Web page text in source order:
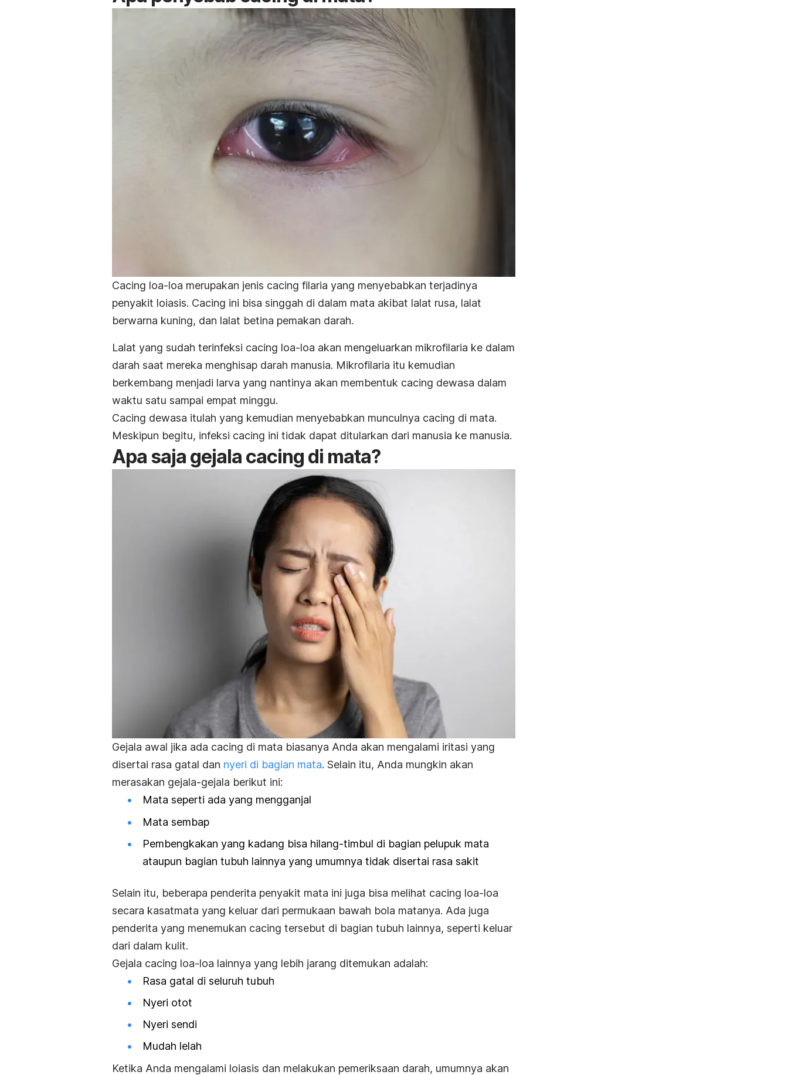
Cacing loa-loa merupakan jenis cacing filaria yang menyebabkan terjadinya
penyakit loiasis. Cacing ini bisa singgah di dalam mata akibat lalat rusa, lalat
berwarna kuning, dan lalat betina pemakan darah.
Lalat yang sudah terinfeksi cacing loa-loa akan mengeluarkan mikrofilaria ke dalam
darah saat mereka menghisap darah manusia. Mikrofilaria itu kemudian
berkembang menjadi larva yang nantinya akan membentuk cacing dewasa dalam
waktu satu sampai empat minggu.
Cacing dewasa itulah yang kemudian menyebabkan munculnya cacing di mata.
Meskipun begitu, infeksi cacing ini tidak dapat ditularkan dari manusia ke manusia.
Apa saja gejala cacing di mata?
Gejala awal jika ada cacing di mata biasanya Anda akan mengalami iritasi yang
disertai rasa gatal dan nyeri di bagian mata. Selain itu, Anda mungkin akan
merasakan gejala-gejala berikut ini:
Mata seperti ada yang mengganjal
Mata sembap
Pembengkakan yang kadang bisa hilang-timbul di bagian pelupuk mata
ataupun bagian tubuh lainnya yang umumnya tidak disertai rasa sakit
Selain itu, beberapa penderita penyakit mata ini juga bisa melihat cacing loa-loa
secara kasatmata yang keluar dari permukaan bawah bola matanya. Ada juga
penderita yang menemukan cacing tersebut di bagian tubuh lainnya, seperti keluar
dari dalam kulit.
Gejala cacing loa-loa lainnya yang lebih jarang ditemukan adalah:
Rasa gatal di seluruh tubuh
Nyeri otot
Nyeri sendi
Mudah lelah
Ketika Anda mengalami loiasis dan melakukan pemeriksaan darah, umumnya akan